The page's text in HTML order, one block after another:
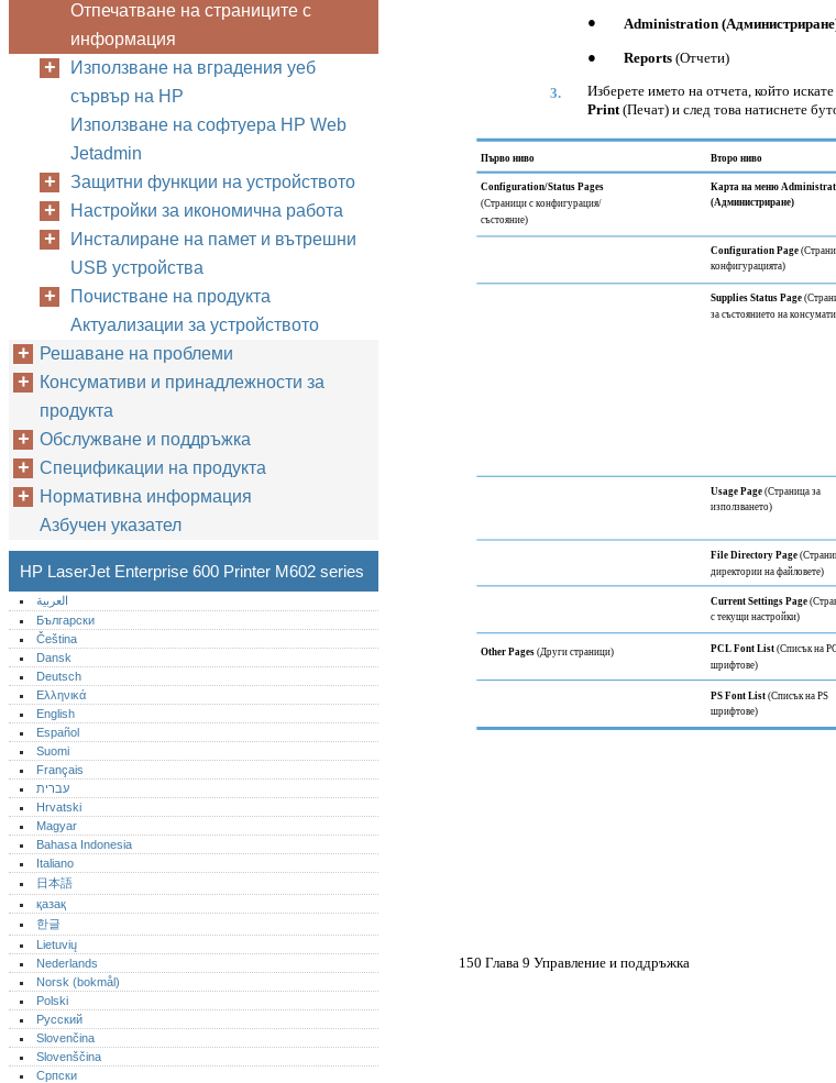
●
Administration
●
Reports (Отчети)
3.
Изберете името на отчета, който
Print(Печат) и след това натиснете
Първо ниво Второ ниво
Configuration/Status Pages
(Страници с конфигурация/
състояние)
Карта на меню
(Администриране)
Configuration Page
конфигурацията)
Supplies Status Page
за състоянието на
Usage Page (Страница за
използването)
File Directory Page
директории на файловете)
Current Settings Page
с текущи настройки)
Other Pages (Други страници) PCL Font List (Списък на
шрифтове)
PS Font List (Списък на PS
шрифтове)
150 Глава 9 Управление и поддръжка
Отпечатване на страниците с
информация
Използване на вградения уеб
сървър на НР
Използване на софтуера HP Web
Jetadmin
Защитни функции на устройството
Настройки за икономична работа
Инсталиране на памет и вътрешни
USB устройства
Почистване на продукта
Актуализации за устройството
Решаване на проблеми
Консумативи и принадлежности за
продукта
Обслужване и поддръжка
Спецификации на продукта
Нормативна информация
Азбучен указател
HP LaserJet Enterprise 600 Printer M602 series
العربية
Български
Čeština
Dansk
Deutsch
Ελληνικά
English
Español
Suomi
Français
עברית
Hrvatski
Magyar
Bahasa Indonesia
Italiano
日本語
қазақ
한글
Lietuvių
Nederlands
Norsk (bokmål)‎
Polski
Русский
Slovenčina
Slovenščina
Српски